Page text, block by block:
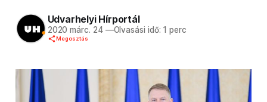
Udvarhelyi Hírportál
2020 márc. 24 —Olvasási idő: 1 perc
Megosztás